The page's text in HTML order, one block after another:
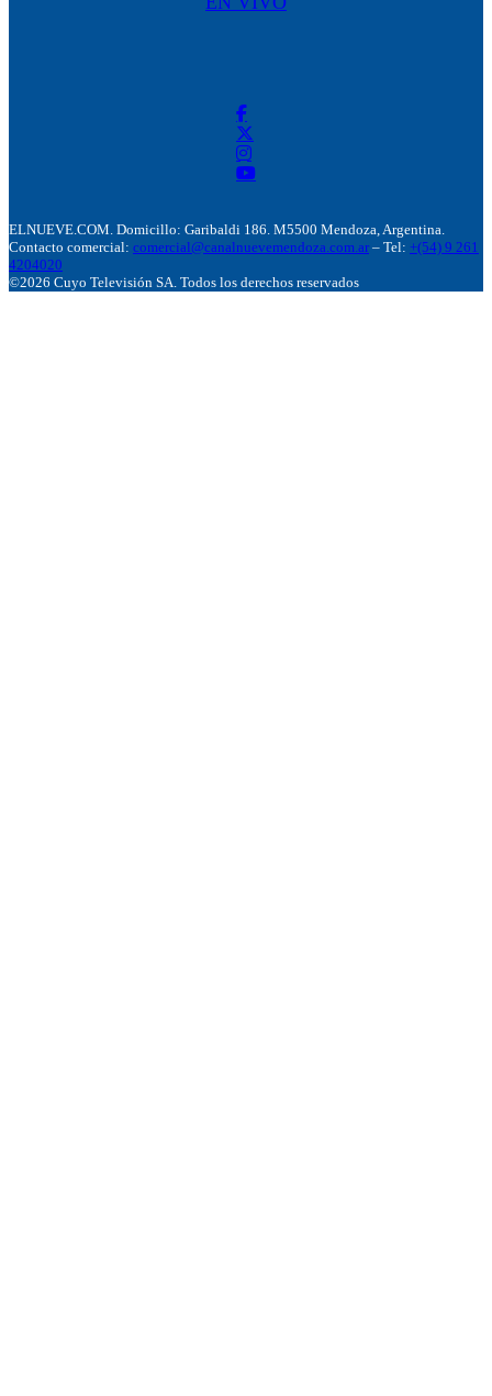
ELNUEVE.COM. Domicillo: Garibaldi 186. M5500 Mendoza, Argentina.
Contacto comercial: comercial@canalnuevemendoza.com.ar – Tel: +(54) 9 261
4204020
©2026 Cuyo Televisión SA. Todos los derechos reservados